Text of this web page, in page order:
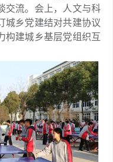
交流。会上，人文与科
城乡党建结对共建协议
构建城乡基层党组织互